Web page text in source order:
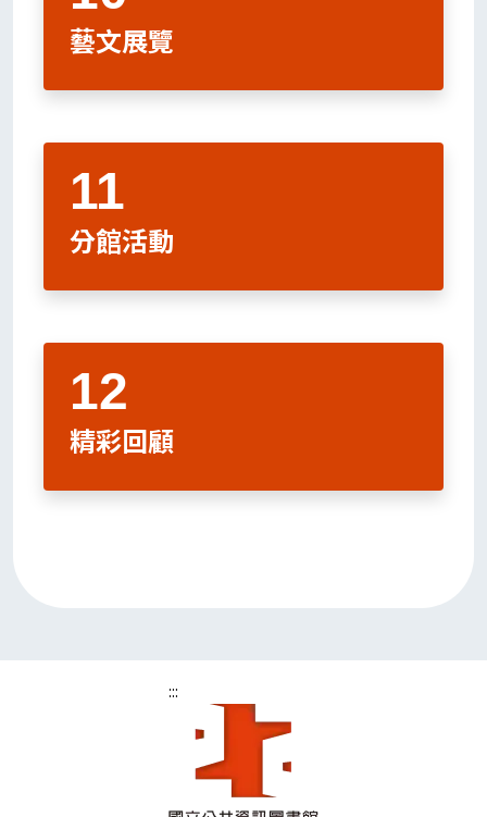
藝文展覽
分館活動
精彩回顧
:::